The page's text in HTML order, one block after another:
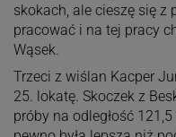
skokach, ale cieszę się
pracować i na tej pracy
Wąsek.
Trzeci z wiślan Kacper
25. lokatę. Skoczek z
próby na odległość